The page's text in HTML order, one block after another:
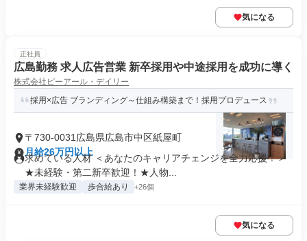
気になる
正社員
広島勤務 求人広告営業 新卒採用や中途採用を成功に導く
株式会社ピーアール・デイリー
採用×広告 ブランディング～仕組み構築まで！採用プロデュース
〒730-0031広島県広島市中区紙屋町
月給26万円以上
求めている人材 ＜あなたのキャリアチェンジを全力応援！＞
★未経験・第二新卒歓迎！★人物...
業界未経験歓迎 歩合給あり +26個
気になる